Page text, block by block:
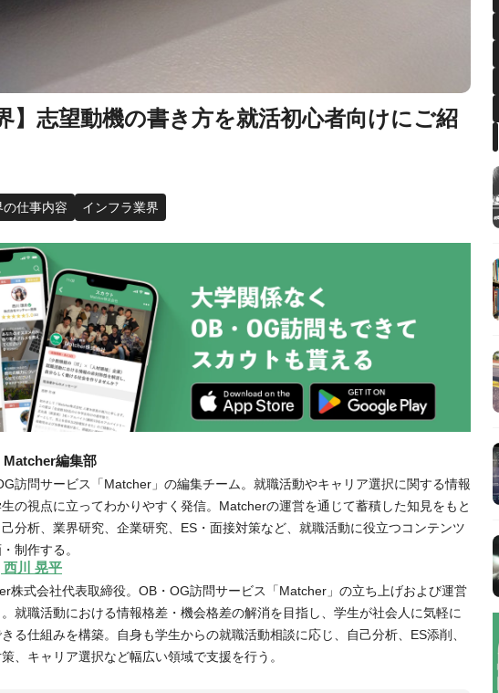
】志望動機の書き方を就活初心者向けにご紹
の仕事内容 インフラ業界
Matcher編集部
訪問サービス「Matcher」の編集チーム。就職活動やキャリア選択に関する情報
の視点に立ってわかりやすく発信。Matcherの運営を通じて蓄積した知見をもと
分析、業界研究、企業研究、ES・面接対策など、就職活動に役立つコンテンツ
制作する。
川 晃平
株式会社代表取締役。OB・OG訪問サービス「Matcher」の立ち上げおよび運営
就職活動における情報格差・機会格差の解消を目指し、学生が社会人に気軽に
る仕組みを構築。自身も学生からの就職活動相談に応じ、自己分析、ES添削、
、キャリア選択など幅広い領域で支援を行う。